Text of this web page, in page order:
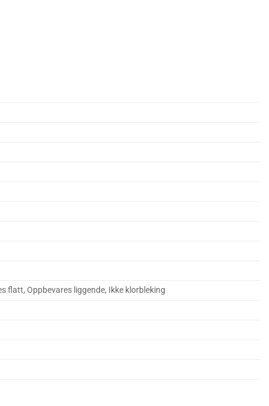
flatt, Oppbevares liggende, Ikke klorbleking